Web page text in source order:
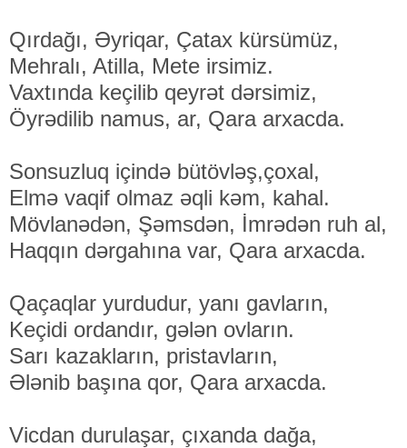
Qırdağı, Əyriqar, Çatax kürsümüz,
Mehralı, Atilla, Mete irsimiz.
Vaxtında keçilib qeyrət dərsimiz,
Öyrədilib namus, ar, Qara arxacda.
Sonsuzluq içində bütövləş,çoxal,
Elmə vaqif olmaz əqli kəm, kahal.
Mövlanədən, Şəmsdən, İmrədən ruh al,
Haqqın dərgahına var, Qara arxacda.
Qaçaqlar yurdudur, yanı gavların,
Keçidi ordandır, gələn ovların.
Sarı kazakların, pristavların,
Ələnib başına qor, Qara arxacda.
Vicdan durulaşar, çıxanda dağa,